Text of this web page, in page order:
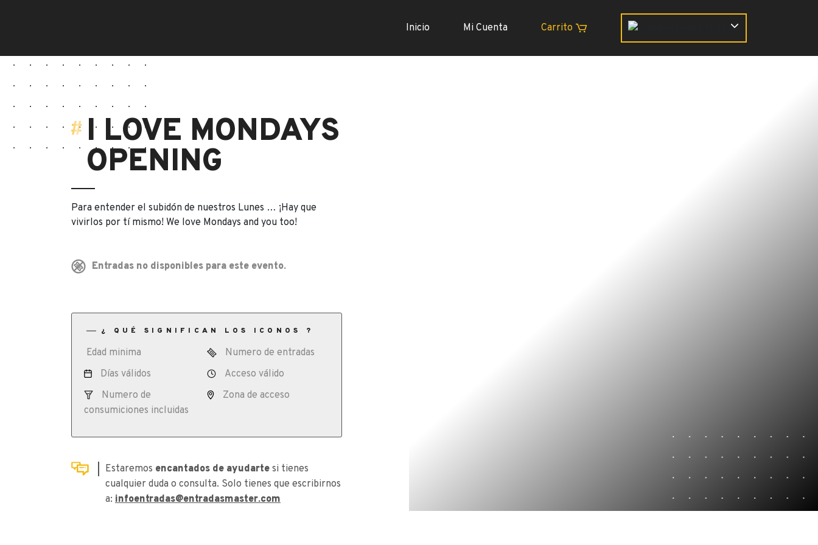
Inicio Mi Cuenta Carrito
I LOVE MONDAYS
OPENING
Para entender el subidón de nuestros Lunes … ¡Hay que
vivirlos por tí mismo! We love Mondays and you too!
Entradas no disponibles para este evento.
¿ QUÉ SIGNIFICAN LOS ICONOS ?
Edad minima
Días válidos
Numero de
consumiciones incluidas
Numero de entradas
Acceso válido
Zona de acceso
Estaremos encantados de ayudarte si tienes
cualquier duda o consulta. Solo tienes que escribirnos
a: infoentradas@entradasmaster.com